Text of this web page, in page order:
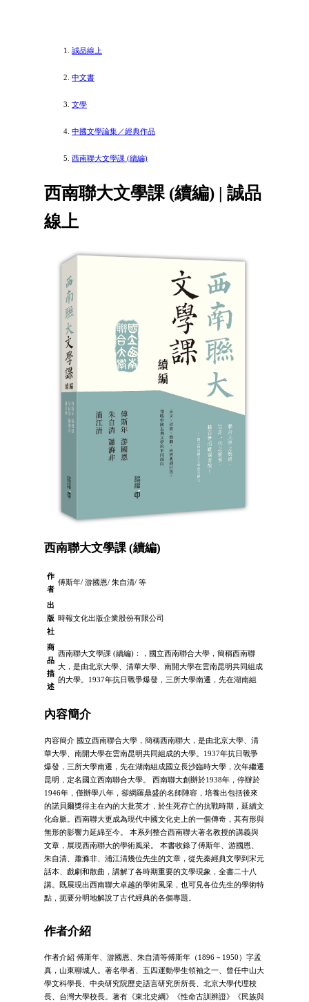
誠品線上
中文書
文學
中國文學論集／經典作品
西南聯大文學課 (續編)
西南聯大文學課 (續編) | 誠品
線上
西南聯大文學課 (續編)
作
者
傅斯年/ 游國恩/ 朱自清/ 等
出
版
社
時報文化出版企業股份有限公司
商
品
描
述
西南聯大文學課 (續編)：，國立西南聯合大學，簡稱西南聯
大，是由北京大學、清華大學、南開大學在雲南昆明共同組成
的大學。1937年抗日戰爭爆發，三所大學南遷，先在湖南組
內容簡介
內容簡介 國立西南聯合大學，簡稱西南聯大，是由北京大學、清
華大學、南開大學在雲南昆明共同組成的大學。1937年抗日戰爭
爆發，三所大學南遷，先在湖南組成國立長沙臨時大學，次年繼遷
昆明，定名國立西南聯合大學。 西南聯大創辦於1938年，停辦於
1946年，僅辦學八年，卻網羅鼎盛的名師陣容，培養出包括後來
的諾貝爾獎得主在內的大批英才，於生死存亡的抗戰時期，延續文
化命脈。西南聯大更成為現代中國文化史上的一個傳奇，其有形與
無形的影響力延綿至今。 本系列整合西南聯大著名教授的講義與
文章，展現西南聯大的學術風采。 本書收錄了傅斯年、游國恩、
朱自清、蕭滌非、浦江清幾位先生的文章，從先秦經典文學到宋元
話本、戲劇和散曲，講解了各時期重要的文學現象，全書二十八
講。既展現出西南聯大卓越的學術風采，也可見各位先生的學術特
點，扼要分明地解說了古代經典的各個專題。
作者介紹
作者介紹 傅斯年、游國恩、朱自清等傅斯年（1896－1950）字孟
真，山東聊城人。著名學者、五四運動學生領袖之一、曾任中山大
學文科學長、中央研究院歷史語言研究所所長、北京大學代理校
長、台灣大學校長。著有《東北史綱》《性命古訓辨證》《民族與